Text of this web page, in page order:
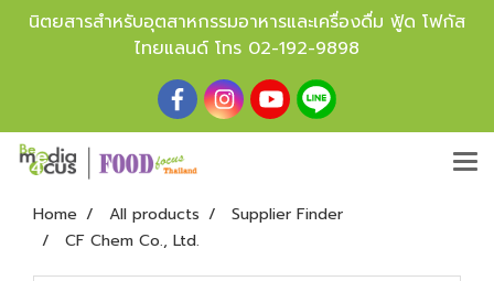
นิตยสารสำหรับอุตสาหกรรมอาหารและเครื่องดื่ม ฟู้ด โฟกัส
ไทยแลนด์ โทร 02-192-9898
Home All products
Supplier Finder
CF Chem Co., Ltd.